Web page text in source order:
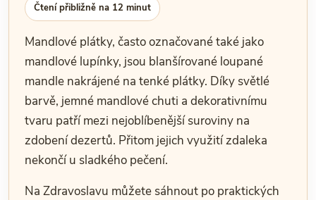
Čtení přibližně na 12 minut
Mandlové plátky, často označované také jako
mandlové lupínky, jsou blanšírované loupané
mandle nakrájené na tenké plátky. Díky světlé
barvě, jemné mandlové chuti a dekorativnímu
tvaru patří mezi nejoblíbenější suroviny na
zdobení dezertů. Přitom jejich využití zdaleka
nekončí u sladkého pečení.
Na Zdravoslavu můžete sáhnout po praktických